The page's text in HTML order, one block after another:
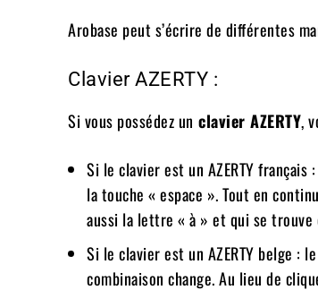
Arobase peut s’écrire de différentes
Clavier AZERTY :
Si vous possédez un clavier AZERTY,
Si le clavier est un AZERTY
la touche « espace ». Tout en
aussi la lettre « à » et qui se
Si le clavier est un AZERTY belge :
combinaison change. Au lieu de